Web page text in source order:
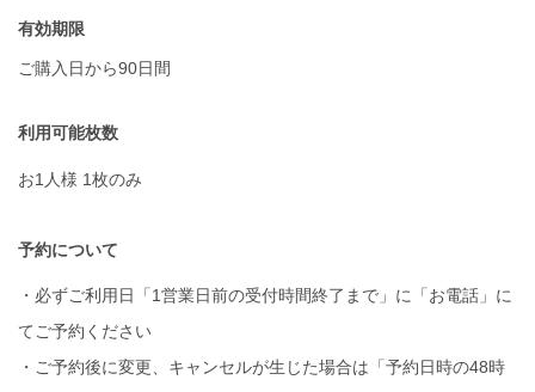
有効期限
ご購入日から90日間
利用可能枚数
お1人様 1枚のみ
予約について
・必ずご利用日「1営業日前の受付時間終了まで」に「お電話」に
てご予約ください
・ご予約後に変更、キャンセルが生じた場合は「予約日時の48時